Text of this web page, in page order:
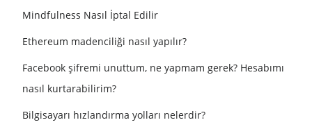
Mindfulness Nasıl İptal Edilir
Ethereum madenciliği nasıl yapılır?
Facebook şifremi unuttum, ne yapmam gerek? Hesabımı
nasıl kurtarabilirim?
Bilgisayarı hızlandırma yolları nelerdir?